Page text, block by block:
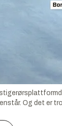
Og det er